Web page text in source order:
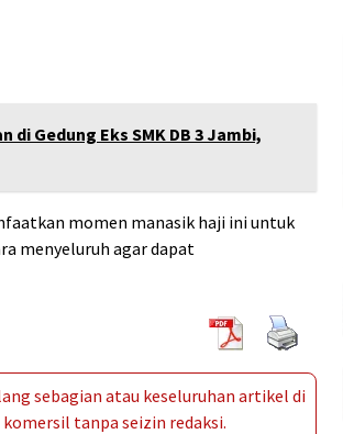
Gedung Eks SMK DB 3 Jambi,
momen manasik haji ini untuk
menyeluruh agar dapat
sebagian atau keseluruhan artikel di
tanpa seizin redaksi.